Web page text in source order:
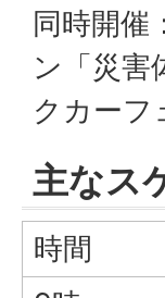
同時開催
ン「災害
クカーフ
主なス
時間